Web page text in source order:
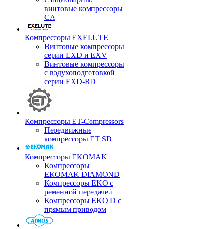
винтовые компрессоры
CA
Компрессоры EXELUTE
Винтовые компрессоры
серии EXD и EXV
Винтовые компрессоры
с водухоподготовкой
серии EXD-RD
Компрессоры ET-Compressors
Передвижные
компрессоры ET SD
Компрессоры EKOMAK
Компрессоры
EKOMAK DIAMOND
Компрессоры EKO c
ременной передачей
Компрессоры EKO D с
прямым приводом